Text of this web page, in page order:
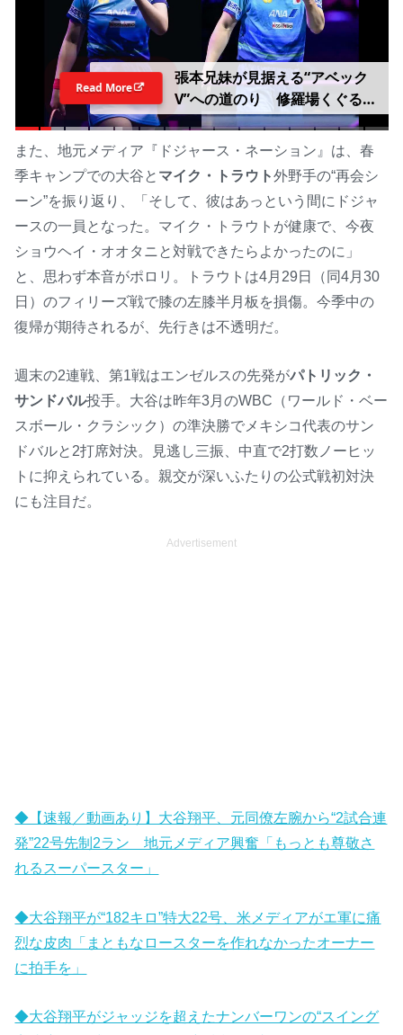
張本兄妹が見据える“アベック
V”への道のり 修羅場くぐる美
和は中国撃破へ「準備して挑
む」男子エース対決の智和は
「そのままいくだけ」【WTTチ
ャンピオンズ横浜2026】
Read More
また、地元メディア『ドジャース・ネーション』は、春
季キャンプでの大谷と マイク・トラウト外野手の“再会シ
ーン”を振り返り、「そして、彼はあっという間にドジャ
ースの一員となった。マイク・トラウトが健康で、今夜
ショウヘイ・オオタニと対戦できたらよかったのに」
と、思わず本音がポロリ。トラウトは4月29日（同4月30
日）のフィリーズ戦で膝の左膝半月板を損傷。今季中の
復帰が期待されるが、先行きは不透明だ。
週末の2連戦、第1戦はエンゼルスの先発がパトリック・
サンドバル投手。大谷は昨年3月のWBC（ワールド・ベー
スボール・クラシック）の準決勝でメキシコ代表のサン
ドバルと2打席対決。見逃し三振、中直で2打数ノーヒッ
トに抑えられている。親交が深いふたりの公式戦初対決
にも注目だ。
Advertisement
◆【速報／動画あり】大谷翔平、元同僚左腕から“2試合連
発”22号先制2ラン 地元メディア興奮「もっとも尊敬さ
れるスーパースター」
◆大谷翔平が“182キロ”特大22号、米メディアがエ軍に痛
烈な皮肉「まともなロースターを作れなかったオーナー
に拍手を」
◆大谷翔平がジャッジを超えたナンバーワンの“スイング